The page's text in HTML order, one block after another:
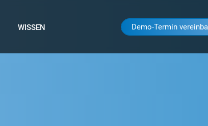
WISSEN Demo-Termin